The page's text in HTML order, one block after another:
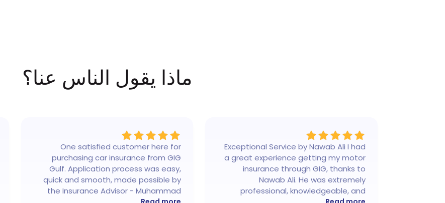
ماذا يقول الناس عنا؟
Exceptional Service by Nawab Ali I had
a great experience getting my motor
insurance through GIG, thanks to
Nawab Ali. He was extremely
professional, knowledgeable, and
One satisfied customer here for
purchasing car insurance from GIG
Gulf. Application process was easy,
quick and smooth, made possible by
the Insurance Advisor - Muhammad